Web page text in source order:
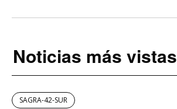
Noticias más vistas
SAGRA-42-SUR